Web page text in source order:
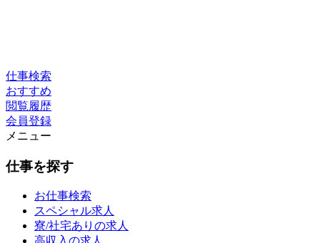
仕事検索
おすすめ
閲覧履歴
会員登録
メニュー
仕事を探す
お仕事検索
スペシャル求人
寮/社宅ありの求人